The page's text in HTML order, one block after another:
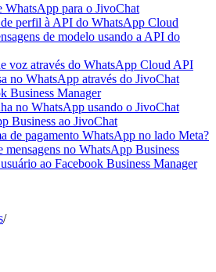
WhatsApp para o JivoChat
perfil à API do WhatsApp Cloud
de modelo usando a API do
voz através do WhatsApp Cloud API
no WhatsApp através do JivoChat
Business Manager
no WhatsApp usando o JivoChat
Business ao JivoChat
de pagamento WhatsApp no lado Meta?
mensagens no WhatsApp Business
ao Facebook Business Manager
/